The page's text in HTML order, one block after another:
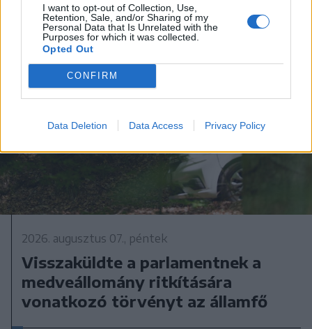
I want to opt-out of Collection, Use,
Retention, Sale, and/or Sharing of my
Personal Data that Is Unrelated with the
Purposes for which it was collected.
Opted Out
CONFIRM
Data Deletion Data Access Privacy Policy
2026. augusztus 07., péntek
Visszaküldte a parlamentnek a
medveállomány ritkítására
vonatkozó törvényt az államfő